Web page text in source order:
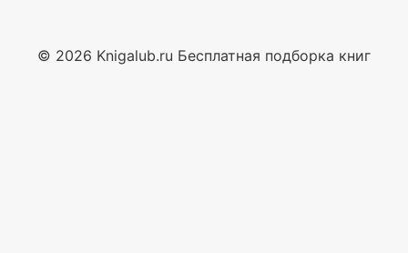
© 2026 Knigalub.ru Бесплатная подборка книг